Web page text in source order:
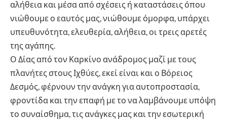
αλήθεια και μέσα από σχέσεις ή καταστάσεις όπου
νιώθουμε ο εαυτός μας, νιώθουμε όμορφα, υπάρχει
υπευθυνότητα, ελευθερία, αλήθεια, οι τρεις αρετές
της αγάπης.
Ο Δίας από τον Καρκίνο ανάδρομος μαζί με τους
πλανήτες στους Ιχθύες, εκεί είναι και ο Βόρειος
Δεσμός, φέρνουν την ανάγκη για αυτοπροστασία,
φροντίδα και την επαφή με το να λαμβάνουμε υπόψη
το συναίσθημα, τις ανάγκες μας και την εσωτερική